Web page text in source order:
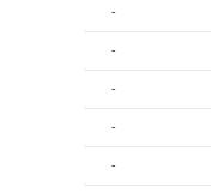
-
-
-
-
-